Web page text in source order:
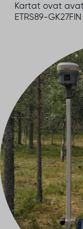
Kartat ovat
ETRS89-